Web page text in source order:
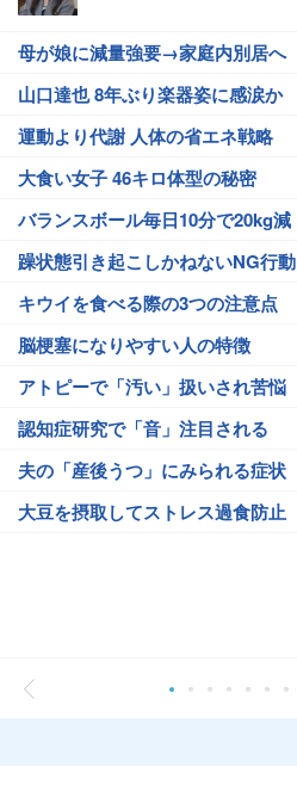
母が娘に減量強要→家庭内別居へ
山口達也 8年ぶり楽器姿に感涙か
運動より代謝 人体の省エネ戦略
大食い女子 46キロ体型の秘密
バランスボール毎日10分で20kg減
躁状態引き起こしかねないNG行動
キウイを食べる際の3つの注意点
脳梗塞になりやすい人の特徴
アトピーで「汚い」扱いされ苦悩
認知症研究で「音」注目される
夫の「産後うつ」にみられる症状
大豆を摂取してストレス過食防止